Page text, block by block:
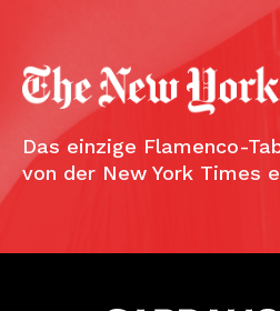
Das einzige Flamenco-
von der New York Times